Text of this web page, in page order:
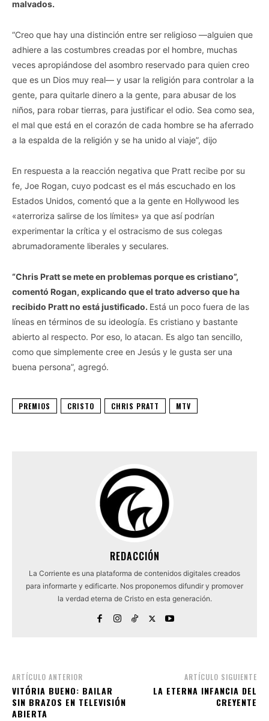
malvados.
“Creo que hay una distinción entre ser religioso —alguien que
adhiere a las costumbres creadas por el hombre, muchas
veces apropiándose del asombro reservado para quien creo
que es un Dios muy real— y usar la religión para controlar a la
gente, para quitarle dinero a la gente, para abusar de los
niños, para robar tierras, para justificar el odio. Sea como sea,
el mal que está en el corazón de cada hombre se ha aferrado
a la espalda de la religión y se ha unido al viaje”, dijo
En respuesta a la reacción negativa que Pratt recibe por su
fe, Joe Rogan, cuyo podcast es el más escuchado en los
Estados Unidos, comentó que a la gente en Hollywood les
«aterroriza salirse de los límites» ya que así podrían
experimentar la crítica y el ostracismo de sus colegas
abrumadoramente liberales y seculares.
“Chris Pratt se mete en problemas porque es cristiano”,
comentó Rogan, explicando que el trato adverso que ha
recibido Pratt no está justificado. Está un poco fuera de las
líneas en términos de su ideología. Es cristiano y bastante
abierto al respecto. Por eso, lo atacan. Es algo tan sencillo,
como que simplemente cree en Jesús y le gusta ser una
buena persona”, agregó.
PREMIOS CRISTO CHRIS PRATT MTV
REDACCIÓN
La Corriente es una plataforma de contenidos digitales creados
para informarte y edificarte. Nos proponemos difundir y promover
la verdad eterna de Cristo en esta generación.
ARTÍCULO ANTERIOR
VITÓRIA BUENO: BAILAR
SIN BRAZOS EN TELEVISIÓN
ABIERTA
ARTÍCULO SIGUIENTE
LA ETERNA INFANCIA DEL
CREYENTE